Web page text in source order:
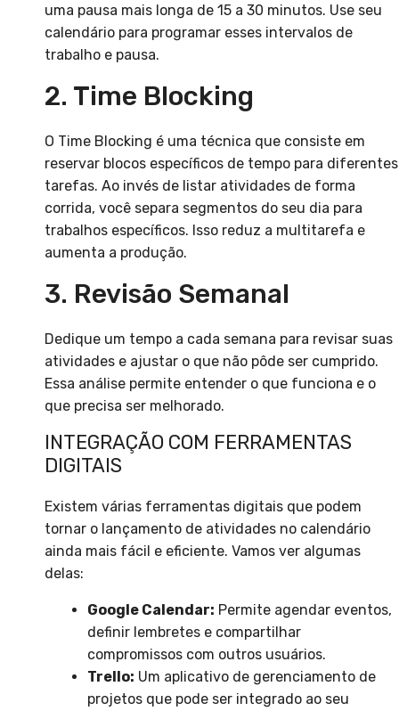
uma pausa mais longa de 15 a 30 minutos. Use seu
calendário para programar esses intervalos de
trabalho e pausa.
2. Time Blocking
O Time Blocking é uma técnica que consiste em
reservar blocos específicos de tempo para diferentes
tarefas. Ao invés de listar atividades de forma
corrida, você separa segmentos do seu dia para
trabalhos específicos. Isso reduz a multitarefa e
aumenta a produção.
3. Revisão Semanal
Dedique um tempo a cada semana para revisar suas
atividades e ajustar o que não pôde ser cumprido.
Essa análise permite entender o que funciona e o
que precisa ser melhorado.
INTEGRAÇÃO COM FERRAMENTAS
DIGITAIS
Existem várias ferramentas digitais que podem
tornar o lançamento de atividades no calendário
ainda mais fácil e eficiente. Vamos ver algumas
delas:
Google Calendar: Permite agendar eventos,
definir lembretes e compartilhar
compromissos com outros usuários.
Trello: Um aplicativo de gerenciamento de
projetos que pode ser integrado ao seu